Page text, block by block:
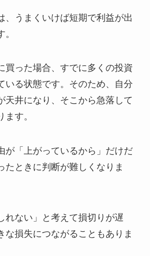
、うまくいけば短期で利益が出
買った場合、すでに多くの投資
いる状態です。そのため、自分
天井になり、そこから急落して
ます。
が「上がっているから」だけだ
たときに判断が難しくなりま
れない」と考えて損切りが遅
な損失につながることもありま